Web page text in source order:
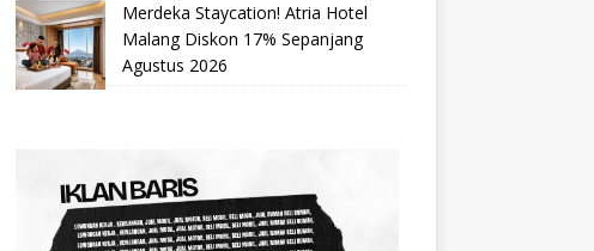
Merdeka Staycation! Atria Hotel
Malang Diskon 17% Sepanjang
Agustus 2026